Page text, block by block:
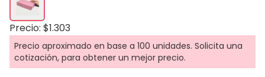
Precio: $1.303
Precio aproximado en base a 100 unidades. Solicita una
cotización, para obtener un mejor precio.